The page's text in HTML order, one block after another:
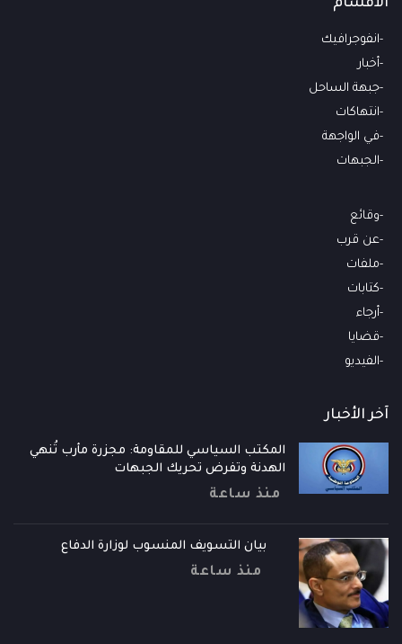
الأقسام
انفوجرافيك
أخبار
جبهة الساحل
انتهاكات
في الواجهة
الجبهات
وقائع
عن قرب
ملفات
كتابات
أرجاء
قضايا
الفيديو
آخر الأخبار
المكتب السياسي للمقاومة: مجزرة مأرب تُنهي
الهدنة وتفرض تحريك الجبهات
منذ ساعة
بيان التسويف المنسوب لوزارة الدفاع
منذ ساعة